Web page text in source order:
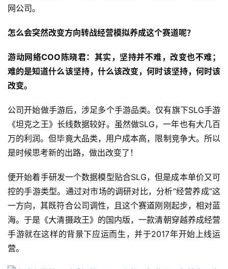
网公司。
怎么会突然改变方向转战经营模拟养成这个赛道呢？
游动网络COO陈晓君：其实，坚持并不难，改变也不难；
难的是知道什么该坚持，什么该改变，何时该坚持，何时该
改变。
公司开始做手游后，涉足多个手游品类。仅有旗下SLG手游
《坦克之王》长线数据较好。虽然做SLG，一年也有大几百
万的利润。但毕竟大品类，用户成本高，限制竞争大。所以
是时候思考新的出路，做出改变了！
便开始着手研发一个数据模型贴合SLG，但是成本单价又可
控的手游类型。通过对市场的调研对比，分析“经营养成”这
一方向，其既符合公司调性，且这个赛道刚刚起步，相对蓝
海。于是《大清摄政王》的国内版，一款清朝穿越养成经营
手游就在这样的背景下应运而生，并于2017年开始上线运
营。